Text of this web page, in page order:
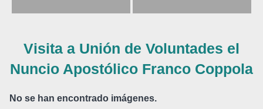
Visita a Unión de Voluntades el
Nuncio Apostólico Franco Coppola
No se han encontrado imágenes.